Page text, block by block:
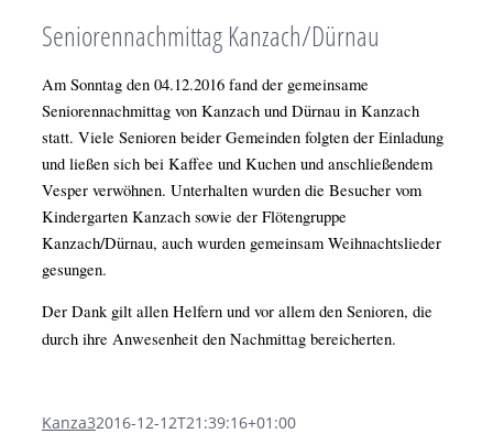
Seniorennachmittag Kanzach/Dürnau
Am Sonntag den 04.12.2016 fand der gemeinsame
Seniorennachmittag von Kanzach und Dürnau in Kanzach
statt. Viele Senioren beider Gemeinden folgten der Einladung
und ließen sich bei Kaffee und Kuchen und anschließendem
Vesper verwöhnen. Unterhalten wurden die Besucher vom
Kindergarten Kanzach sowie der Flötengruppe
Kanzach/Dürnau, auch wurden gemeinsam Weihnachtslieder
gesungen.
Der Dank gilt allen Helfern und vor allem den Senioren, die
durch ihre Anwesenheit den Nachmittag bereicherten.
Kanza32016-12-12T21:39:16+01:00